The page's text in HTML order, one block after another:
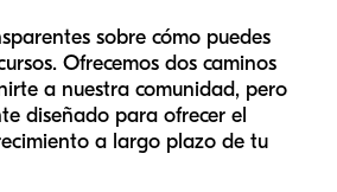
sobre cómo puedes
Ofrecemos dos caminos
a nuestra comunidad, pero
diseñado para ofrecer el
a largo plazo de tu